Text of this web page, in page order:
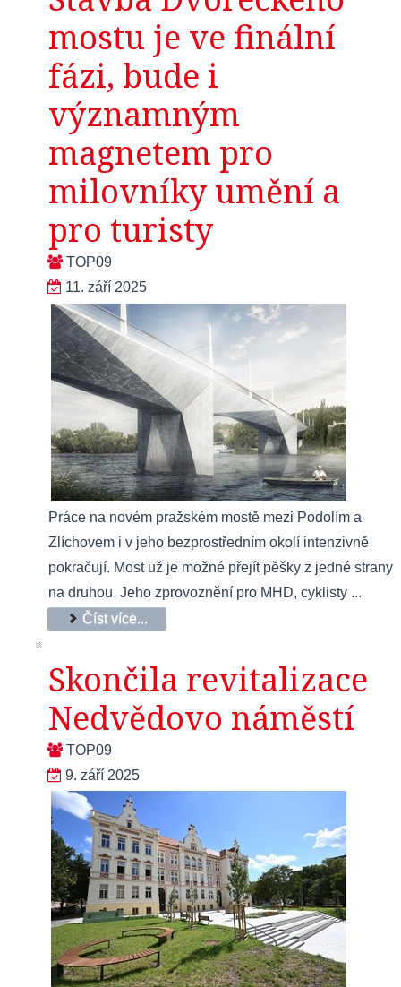
mostu je ve finální
fázi, bude i
významným
magnetem pro
milovníky umění a
pro turisty
TOP09
11. září 2025
Práce na novém pražském mostě mezi Podolím a
Zlíchovem i v jeho bezprostředním okolí intenzivně
pokračují. Most už je možné přejít pěšky z jedné strany
na druhou. Jeho zprovoznění pro MHD, cyklisty ...
Číst více...
Skončila revitalizace
Nedvědovo náměstí
TOP09
9. září 2025